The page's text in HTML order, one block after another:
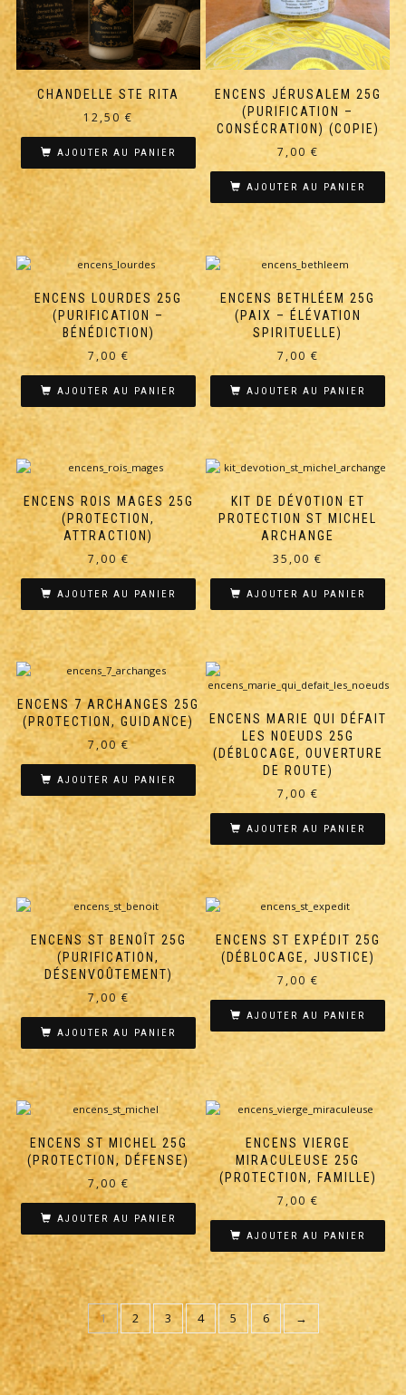
CHANDELLE STE RITA
12,50€
AJOUTER AU PANIER
ENCENS JÉRUSALEM 25G
(PURIFICATION –
CONSÉCRATION) (COPIE)
7,00 €
AJOUTER AU PANIER
ENCENS LOURDES 25G
(PURIFICATION –
BÉNÉDICTION)
7,00 €
AJOUTER AU PANIER
ENCENS BETHLÉEM 25G
(PAIX – ÉLÉVATION
SPIRITUELLE)
7,00 €
AJOUTER AU PANIER
ENCENS ROIS MAGES 25G
(PROTECTION,
ATTRACTION)
7,00€
AJOUTER AU PANIER
KIT DE DÉVOTION ET
PROTECTION ST MICHEL
ARCHANGE
35,00€
AJOUTER AU PANIER
ENCENS 7 ARCHANGES 25G
(PROTECTION, GUIDANCE)
7,00€
AJOUTER AU PANIER
ENCENS MARIE QUI DÉFAIT
LES NOEUDS 25G
(DÉBLOCAGE, OUVERTURE
DE ROUTE)
7,00 €
AJOUTER AU PANIER
ENCENS ST BENOÎT 25G
(PURIFICATION,
DÉSENVOÛTEMENT)
7,00 €
AJOUTER AU PANIER
ENCENS ST EXPÉDIT 25G
(DÉBLOCAGE, JUSTICE)
7,00 €
AJOUTER AU PANIER
ENCENS ST MICHEL 25G
(PROTECTION, DÉFENSE)
7,00 €
AJOUTER AU PANIER
ENCENS VIERGE
MIRACULEUSE 25G
(PROTECTION, FAMILLE)
7,00 €
AJOUTER AU PANIER
1 2 3 4 5 6 →